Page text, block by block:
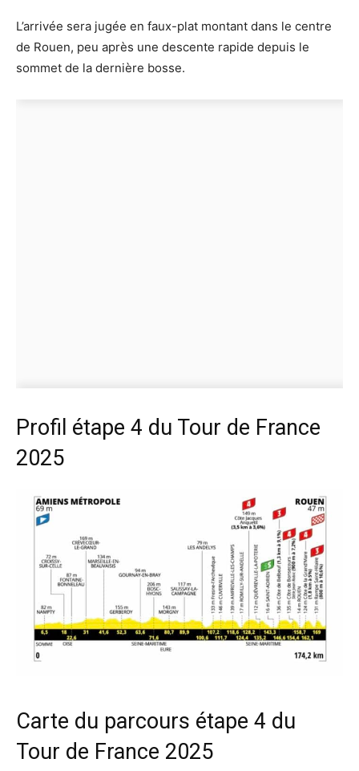
L’arrivée sera jugée en faux-plat montant dans le centre
de Rouen, peu après une descente rapide depuis le
sommet de la dernière bosse.
Profil étape 4 du Tour de France
2025
Carte du parcours étape 4 du
Tour de France 2025